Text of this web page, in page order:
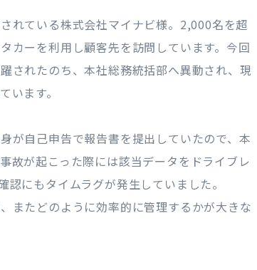
れている株式会社マイナビ様。2,000名を超
カーを利用し顧客先を訪問しています。今回
されたのち、本社総務統括部へ異動され、現
います。
が自己申告で報告書を提出していたので、本
故が起こった際には該当データをドライブレ
にもタイムラグが発生していました。
またどのように効率的に管理するかが大きな